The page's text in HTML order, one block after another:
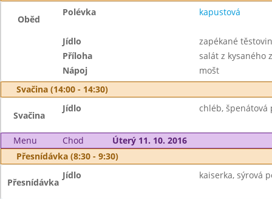
Oběd
Polévka kapustová
Jídlo
zapékané
Příloha
salát z kysaného
Nápoj
mošt
Svačina (14:00 - 14:30)
Svačina
Jídlo chléb, špenátová
Menu Chod
Úterý 11. 10. 2016
Přesnídávka (8:30 - 9:30)
Přesnídávka
Jídlo kaiserka, sýrová